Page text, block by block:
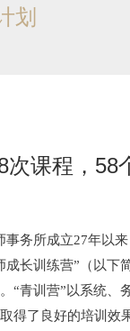
划
次课程，
务所成立27年以
成长训练营” （以下
“青训营”以系统、
得了良好的培训效